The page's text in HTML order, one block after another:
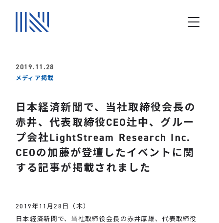
2019.11.28
メディア掲載
日本経済新聞で、当社取締役会長の
赤井、代表取締役CEO辻中、グルー
プ会社LightStream Research Inc.
CEOの加藤が登壇したイベントに関
する記事が掲載されました
2019年11月28日（木）
日本経済新聞で、当社取締役会長の赤井厚雄、代表取締役